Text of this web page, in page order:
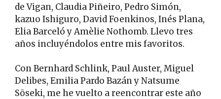
de Vigan, Claudia Piñeiro, Pedro Simón,
kazuo Ishiguro, David Foenkinos, Inés Plana,
Elia Barceló y Amèlie Nothomb. Llevo tres
años incluyéndolos entre mis favoritos.
Con Bernhard Schlink, Paul Auster, Miguel
Delibes, Emilia Pardo Bazán y Natsume
Sōseki, me he vuelto a reencontrar este año